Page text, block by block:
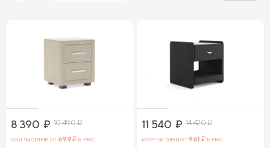
Сначала дорогие
8 390 ₽ 10 490₽
или частями от 699₽ в мес.
11 540 ₽ 14 420₽
или частями от961 ₽ в мес.